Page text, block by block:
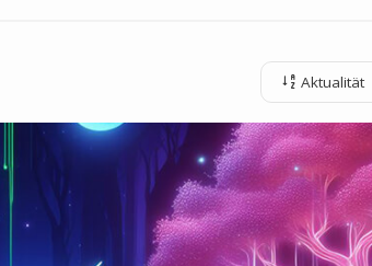
Aktualität